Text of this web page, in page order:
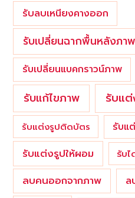
รับลบเหนียงคางออก
รับเปลี่ยนฉากพื้นหลังภาพ
รับเปลี่ยนแบคกราวน์ภาพ
รับแก้ไขภาพ รับแ
รับแต่งรูปติดบัตร รับแ
รับแต่งรูปให้ผอม รับ
ลบคนออกจากภาพ ล